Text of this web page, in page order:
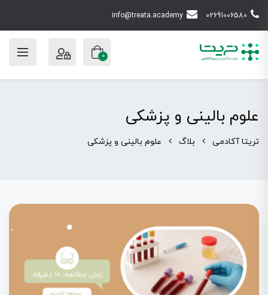
02691006580
info@treata.academy
0
علوم بالینی و پزشکی
تریتا آکادمی بلاگ علوم بالینی و پزشکی